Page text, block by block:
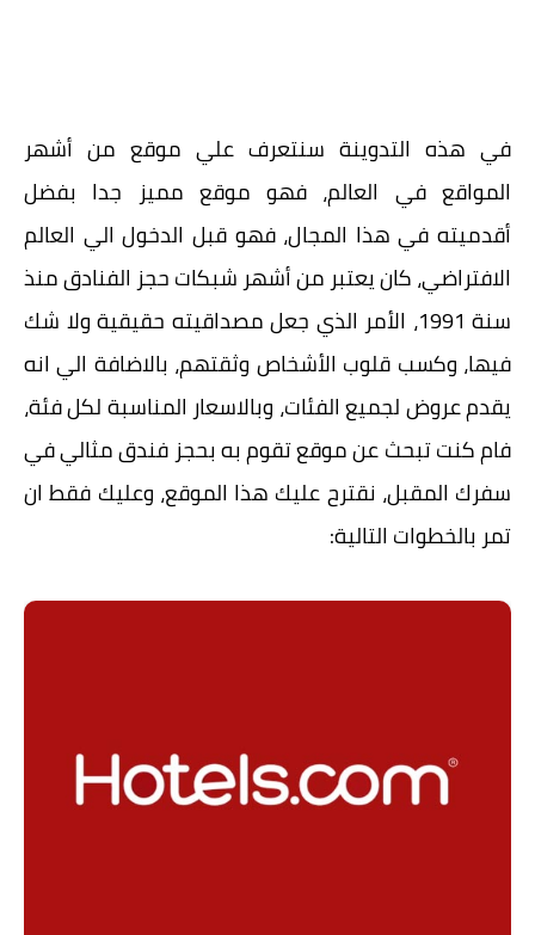
في هذه التدوينة سنتعرف علي موقع من أشهر
المواقع في العالم، فهو موقع مميز جدا بفضل
أقدميته في هذا المجال، فهو قبل الدخول الي العالم
الافتراضي، كان يعتبر من أشهر شبكات حجز الفنادق منذ
سنة 1991، الأمر الذي جعل مصداقيته حقيقية ولا شك
فيها، وكسب قلوب الأشخاص وثقتهم، بالاضافة الي انه
يقدم عروض لجميع الفئات، وبالاسعار المناسبة لكل فئة،
فام كنت تبحث عن موقع تقوم به بحجز فندق مثالي في
سفرك المقبل، نقترح عليك هذا الموقع، وعليك فقط ان
تمر بالخطوات التالية: